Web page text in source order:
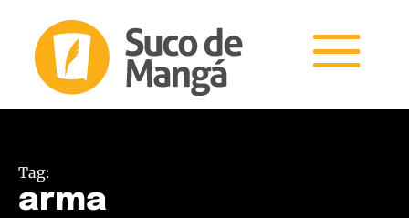
Tag:
arma